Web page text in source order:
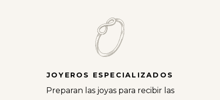
JOYEROS ESPECIALIZADOS
Preparan las joyas para recibir las